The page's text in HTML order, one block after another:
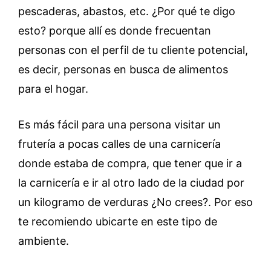
pescaderas, abastos, etc. ¿Por qué te digo
esto? porque allí es donde frecuentan
personas con el perfil de tu cliente potencial,
es decir, personas en busca de alimentos
para el hogar.
Es más fácil para una persona visitar un
frutería a pocas calles de una carnicería
donde estaba de compra, que tener que ir a
la carnicería e ir al otro lado de la ciudad por
un kilogramo de verduras ¿No crees?. Por eso
te recomiendo ubicarte en este tipo de
ambiente.